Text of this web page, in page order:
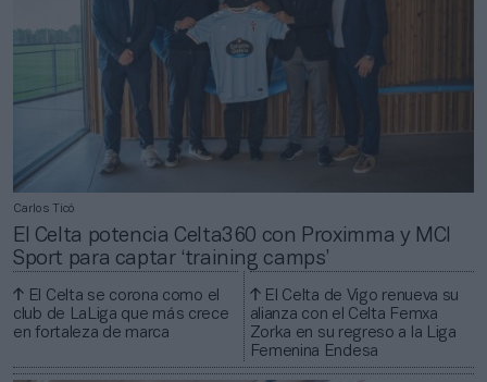
Carlos Ticó
El Celta potencia Celta360 con Proximma y MCI
Sport para captar ‘training camps’
El Celta se corona como el
club de LaLiga que más crece
en fortaleza de marca
El Celta de Vigo renueva su
alianza con el Celta Femxa
Zorka en su regreso a la Liga
Femenina Endesa